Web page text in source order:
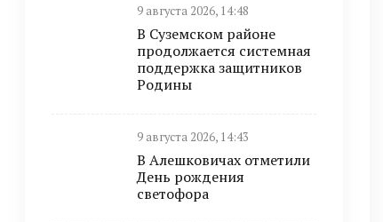
9 августа 2026, 14:48
В Суземском районе
продолжается системная
поддержка защитников
Родины
9 августа 2026, 14:43
В Алешковичах отметили
День рождения
светофора